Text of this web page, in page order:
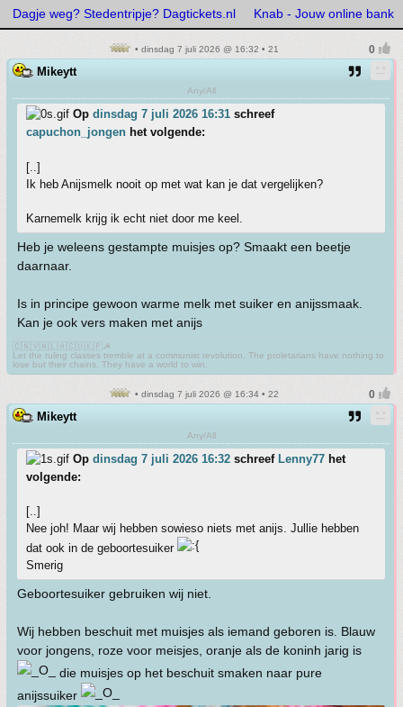
Dagje weg? Stedentripje? Dagtickets.nl Knab - Jouw online bank
• dinsdag 7 juli 2026 @ 16:32 • 21
Mikeytt
Any/All
Op dinsdag 7 juli 2026 16:31 schreef
capuchon_jongen het volgende:
[..]
Ik heb Anijsmelk nooit op met wat kan je dat vergelijken?
Karnemelk krijg ik echt niet door me keel.
Heb je weleens gestampte muisjes op? Smaakt een beetje
daarnaar.
Is in principe gewoon warme melk met suiker en anijssmaak.
Kan je ook vers maken met anijs
🇨🇳🇻🇳🇱🇦🇨🇺🇰🇵☭
Let the ruling classes tremble at a communist revolution. The proletarians have nothing to
lose but their chains. They have a world to win.
• dinsdag 7 juli 2026 @ 16:34 • 22
Mikeytt
Any/All
Op dinsdag 7 juli 2026 16:32 schreef Lenny77 het
volgende:
[..]
Nee joh! Maar wij hebben sowieso niets met anijs. Jullie hebben
dat ook in de geboortesuiker
Smerig
Geboortesuiker gebruiken wij niet.
Wij hebben beschuit met muisjes als iemand geboren is. Blauw
voor jongens, roze voor meisjes, oranje als de koninh jarig is
die muisjes op het beschuit smaken naar pure
anijssuiker